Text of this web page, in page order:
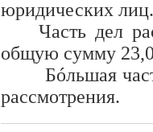
юридических лиц.
Часть дел
общую сумму
Бóльшая
рассмотрения.